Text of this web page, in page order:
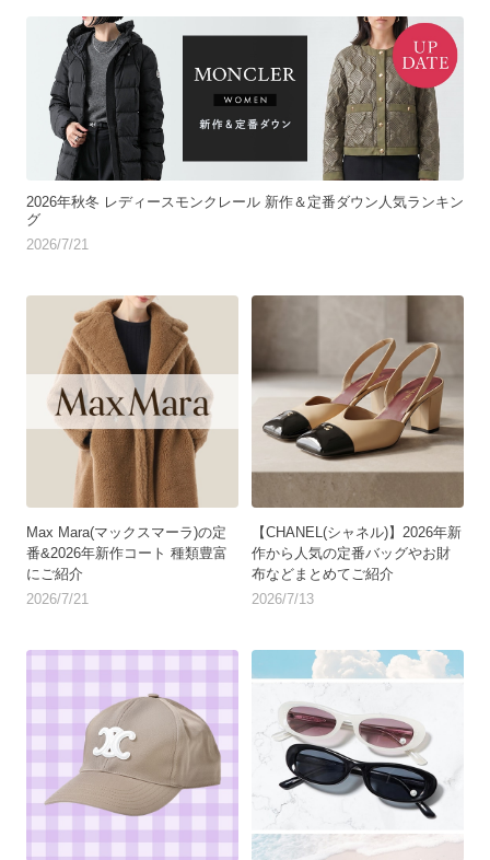
2026年秋冬 レディースモンクレール 新作＆定番ダウン人気ランキン
グ
2026/7/21
Max Mara(マックスマーラ)の定
番&2026年新作コート 種類豊富
にご紹介
2026/7/21
【CHANEL(シャネル)】2026年新
作から人気の定番バッグやお財
布などまとめてご紹介
2026/7/13